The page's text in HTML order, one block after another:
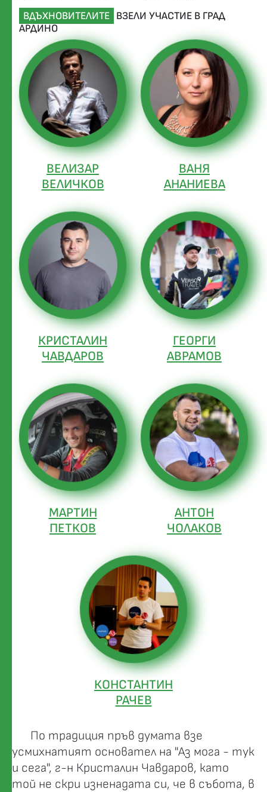
ВДЪХНОВИТЕЛИТЕ ВЗЕЛИ УЧАСТИЕ В ГРАД
АРДИНО
ВЕЛИЗАР
ВЕЛИЧКОВ
ВАНЯ
АНАНИЕВА
КРИСТАЛИН
ЧАВДАРОВ
ГЕОРГИ
АВРАМОВ
МАРТИН
ПЕТКОВ
АНТОН
ЧОЛАКОВ
КОНСТАНТИН
РАЧЕВ
По традиция пръв думата взе
усмихнатият основател на "Аз мога - тук
и сега", г-н Кристалин Чавдаров, като
той не скри изненадата си, че в събота, в